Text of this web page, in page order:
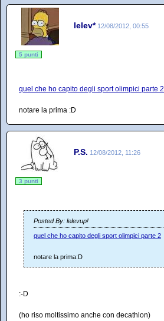
lelev* 12/08/2012, 00:55
5 punti
quel che ho capito degli sport olimpici parte 2
notare la prima :D
P.S. 12/08/2012, 11:26
3 punti
Posted By: lelevup!
quel che ho capito degli sport olimpici parte 2
notare la prima:D
:-D
(ho riso moltissimo anche con decathlon)